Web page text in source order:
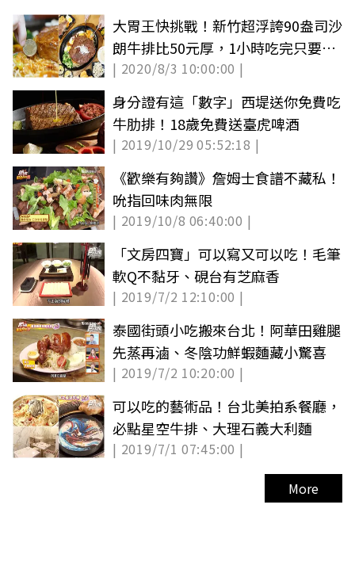
大胃王快挑戰！新竹超浮誇90盎司沙
朗牛排比50元厚，1小時吃完只要1
元
| 2020/8/3 10:00:00 |
身分證有這「數字」西堤送你免費吃
牛肋排！18歲免費送臺虎啤酒
| 2019/10/29 05:52:18 |
《歡樂有夠讚》詹姆士食譜不藏私！
吮指回味肉無限
| 2019/10/8 06:40:00 |
「文房四寶」可以寫又可以吃！毛筆
軟Q不黏牙、硯台有芝麻香
| 2019/7/2 12:10:00 |
泰國街頭小吃搬來台北！阿華田雞腿
先蒸再滷、冬陰功鮮蝦麵藏小驚喜
| 2019/7/2 10:20:00 |
可以吃的藝術品！台北美拍系餐廳，
必點星空牛排、大理石義大利麵
| 2019/7/1 07:45:00 |
More